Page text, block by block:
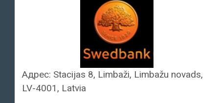
Адрес: Stacijas 8, Limbaži, Limbažu novads,
LV-4001, Latvia